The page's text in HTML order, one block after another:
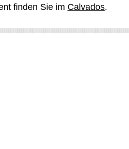
finden Sie im Calvados.